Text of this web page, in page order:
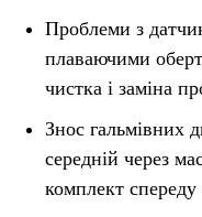
Проблеми з
плаваючими
чистка і заміна
Знос гальмівних
середній через
комплект